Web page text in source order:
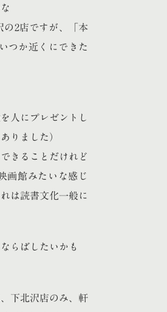
の2店ですが、「本
つか近くにできた
人にプレゼントし
りました）
きることだけれど
画館みたいな感じ
は読書文化一般に
らばしたいかも
下北沢店のみ、軒